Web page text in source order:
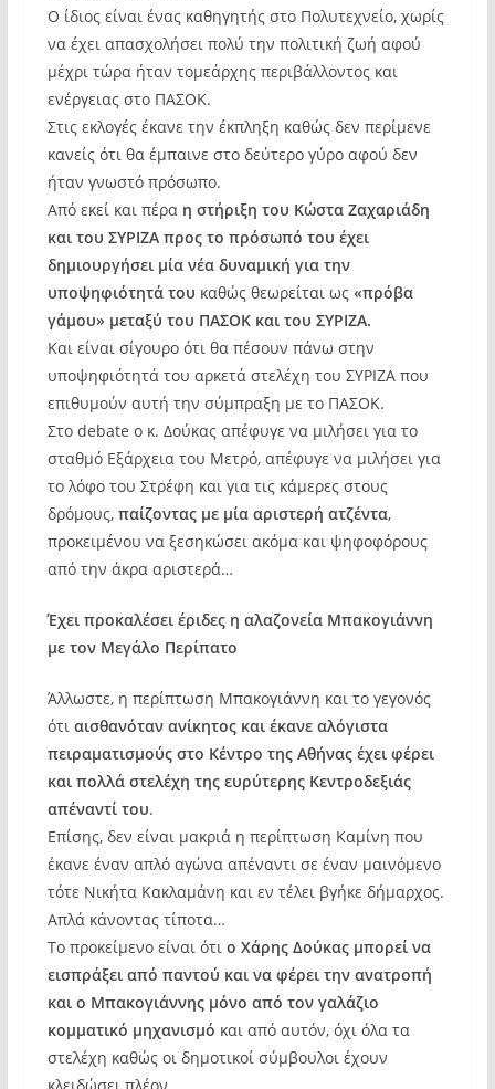
Ο ίδιος είναι ένας καθηγητής στο Πολυτεχνείο, χωρίς
να έχει απασχολήσει πολύ την πολιτική ζωή αφού
μέχρι τώρα ήταν τομεάρχης περιβάλλοντος και
ενέργειας στο ΠΑΣΟΚ.
Στις εκλογές έκανε την έκπληξη καθώς δεν περίμενε
κανείς ότι θα έμπαινε στο δεύτερο γύρο αφού δεν
ήταν γνωστό πρόσωπο.
Από εκεί και πέρα η στήριξη του Κώστα Ζαχαριάδη
και του ΣΥΡΙΖΑ προς το πρόσωπό του έχει
δημιουργήσει μία νέα δυναμική για την
υποψηφιότητά του καθώς θεωρείται ως«πρόβα
γάμου» μεταξύ του ΠΑΣΟΚ και του ΣΥΡΙΖΑ.
Και είναι σίγουρο ότι θα πέσουν πάνω στην
υποψηφιότητά του αρκετά στελέχη του ΣΥΡΙΖΑ που
επιθυμούν αυτή την σύμπραξη με το ΠΑΣΟΚ.
Στο debate ο κ. Δούκας απέφυγε να μιλήσει για το
σταθμό Εξάρχεια του Μετρό, απέφυγε να μιλήσει για
το λόφο του Στρέφη και για τις κάμερες στους
δρόμους,παίζοντας με μία αριστερή ατζέντα,
προκειμένου να ξεσηκώσει ακόμα και ψηφοφόρους
από την άκρα αριστερά…
Έχει προκαλέσει έριδες η αλαζονεία Μπακογιάννη
με τον Μεγάλο Περίπατο
Άλλωστε, η περίπτωση Μπακογιάννη και το γεγονός
ότι αισθανόταν ανίκητος και έκανε αλόγιστα
πειραματισμούς στο Κέντρο της Αθήνας έχει φέρει
και πολλά στελέχη της ευρύτερης Κεντροδεξιάς
απέναντί του.
Επίσης, δεν είναι μακριά η περίπτωση Καμίνη που
έκανε έναν απλό αγώνα απέναντι σε έναν μαινόμενο
τότε Νικήτα Κακλαμάνη και εν τέλει βγήκε δήμαρχος.
Απλά κάνοντας τίποτα…
Το προκείμενο είναι ότιο Χάρης Δούκας μπορεί να
εισπράξει από παντού και να φέρει την ανατροπή
και ο Μπακογιάννης μόνο από τον γαλάζιο
κομματικό μηχανισμό και από αυτόν, όχι όλα τα
στελέχη καθώς οι δημοτικοί σύμβουλοι έχουν